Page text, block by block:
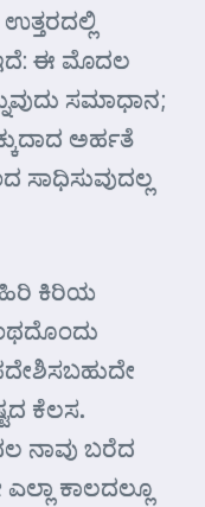
ಈ ಮೊದಲ
ಸಮಾಧಾನ;
ಅರ್ಹತೆ
ಸಾಧಿಸುವುದಲ್ಲ
ಹಿರಿ ಕಿರಿಯ
ಕೆಲಸ.
ನಾವು ಬರೆದ
ಕಾಲದಲ್ಲೂ